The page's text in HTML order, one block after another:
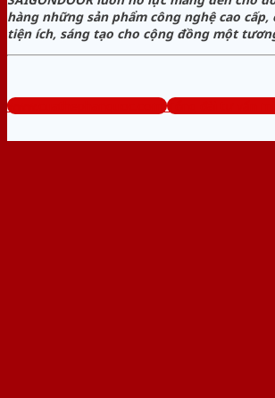
hàng những sản phẩm công nghệ cao
tiện ích, sáng tạo cho cộng đồng một
www.cuathephanquoc.com Tổng đài tư vấn